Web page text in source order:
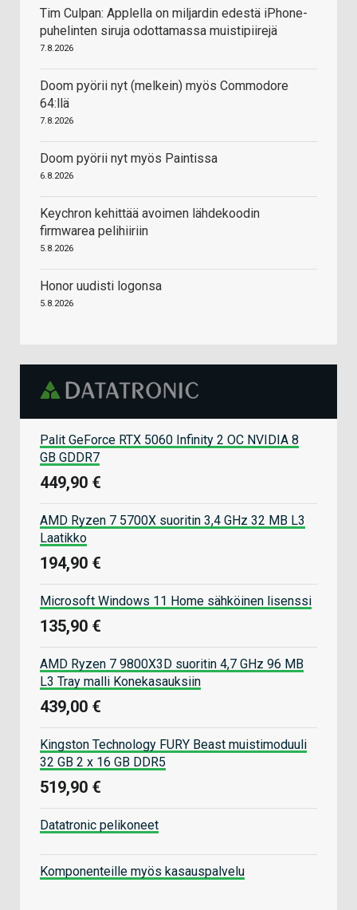
Tim Culpan: Applella on miljardin edestä iPhone-
puhelinten siruja odottamassa muistipiirejä
7.8.2026
Doom pyörii nyt (melkein) myös Commodore
64:llä
7.8.2026
Doom pyörii nyt myös Paintissa
6.8.2026
Keychron kehittää avoimen lähdekoodin
firmwarea pelihiiriin
5.8.2026
Honor uudisti logonsa
5.8.2026
Palit GeForce RTX 5060 Infinity 2 OC NVIDIA 8
GB GDDR7
449,90 €
AMD Ryzen 7 5700X suoritin 3,4 GHz 32 MB L3
Laatikko
194,90 €
Microsoft Windows 11 Home sähköinen lisenssi
135,90 €
AMD Ryzen 7 9800X3D suoritin 4,7 GHz 96 MB
L3 Tray malli Konekasauksiin
439,00 €
Kingston Technology FURY Beast muistimoduuli
32 GB 2 x 16 GB DDR5
519,90 €
Datatronic pelikoneet
Komponenteille myös kasauspalvelu